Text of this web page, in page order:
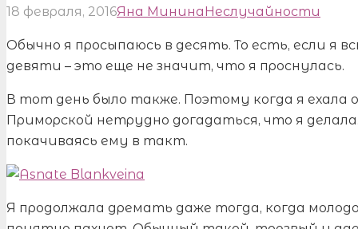
18 февраля, 2016Яна МининаНеслучайности
Обычно я просыпаюсь в десять. То есть, если я
девяти – это еще не значит, что я проснулась.
В тот день было также. Поэтому когда я
Приморской нетрудно догадаться, что я
покачиваясь ему в такт.
Я продолжала дремать даже тогда, когда